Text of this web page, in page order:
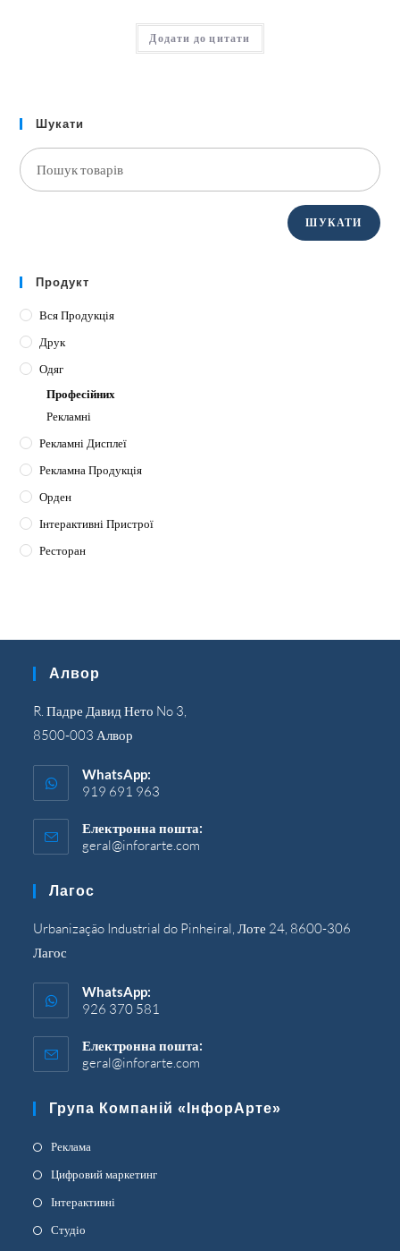
Додати до цитати
Шукати
ШУКАТИ
Продукт
Вся Продукція
Друк
Одяг
Професійних
Рекламні
Рекламні Дисплеї
Рекламна Продукція
Орден
Інтерактивні Пристрої
Ресторан
Алвор
R. Падре Давид Нето No 3,
8500-003 Алвор
WhatsApp:
919 691 963
Електронна пошта:
geral@inforarte.com
Лагос
Urbanização Industrial do Pinheiral, Лоте 24, 8600-306
Лагос
WhatsApp:
926 370 581
Електронна пошта:
geral@inforarte.com
програмі
Група Компаній «ІнфорАрте»
Реклама
вкладці
Цифровий маркетингВідкриється
Інтерактивні
Студіо